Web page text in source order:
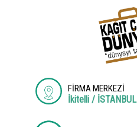
FİRMA MERKEZİ
İkitelli / İSTANBUL